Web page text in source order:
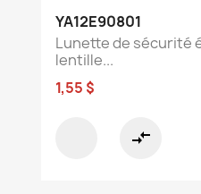
YA12E90801
Lunette de sécurité
lentille...
1,55 $
compare_arrows